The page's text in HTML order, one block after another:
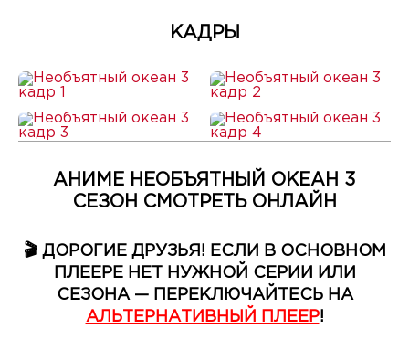
КАДРЫ
АНИМЕ НЕОБЪЯТНЫЙ ОКЕАН 3
СЕЗОН СМОТРЕТЬ ОНЛАЙН
🎬 ДОРОГИЕ ДРУЗЬЯ! ЕСЛИ В ОСНОВНОМ
ПЛЕЕРЕ НЕТ НУЖНОЙ СЕРИИ ИЛИ
СЕЗОНА — ПЕРЕКЛЮЧАЙТЕСЬ НА
АЛЬТЕРНАТИВНЫЙ ПЛЕЕР!